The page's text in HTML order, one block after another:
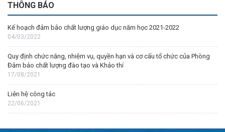
THÔNG BÁO
Kế hoạch đảm bảo chất lượng giáo dục năm học 2021-2022
04/03/2022
Quy định chức năng, nhiệm vụ, quyền hạn và cơ cấu tổ chức của Phòng
Đảm bảo chất lượng đào tạo và Khảo thí
17/08/2021
Liên hệ công tác
22/06/2021